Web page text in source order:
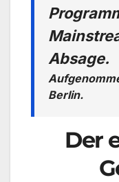
Absage.
Berlin.
Der